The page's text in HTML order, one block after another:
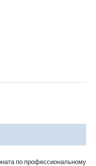
по профессиональному